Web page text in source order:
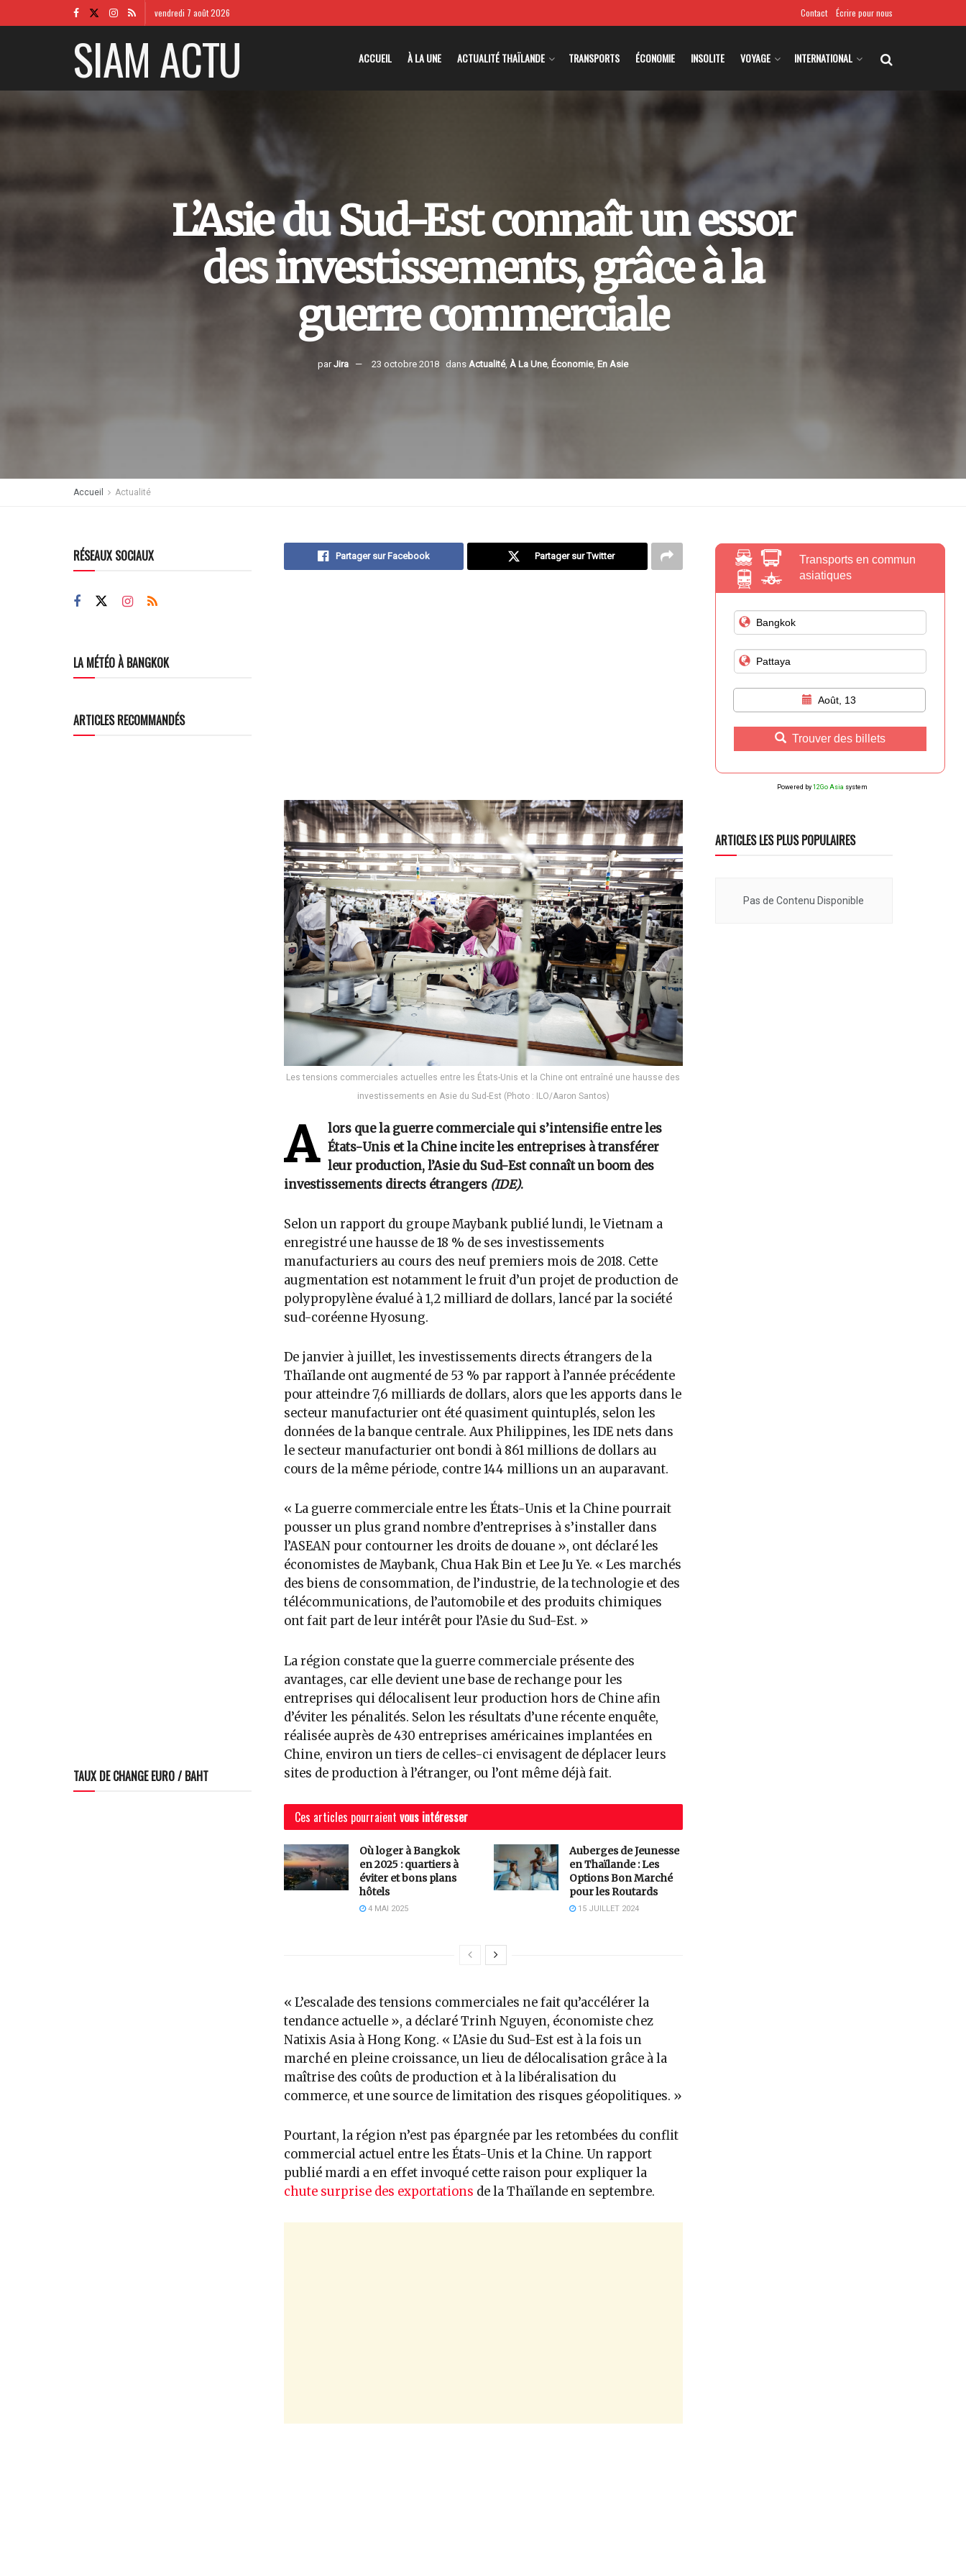
vendredi 7 août 2026 Contact Écrire pour nous
SIAM ACTU ACCUEIL À LA UNE ACTUALITÉ THAÏLANDE TRANSPORTS ÉCONOMIE INSOLITE VOYAGE INTERNATIONAL
L’Asie du Sud-Est connaît un essor
des investissements, grâce à la
guerre commerciale
par Jira 23 octobre 2018 dans Actualité, À La Une, Économie, En Asie
Accueil Actualité
Partager sur Facebook Partager sur Twitter
Les tensions commerciales actuelles entre les États-Unis et la Chine ont entraîné une hausse des
investissements en Asie du Sud-Est (Photo : ILO/Aaron Santos)
A
lors que la guerre commerciale qui s’intensifie entre les
États-Unis et la Chine incite les entreprises à transférer
leur production, l’Asie du Sud-Est connaît un boom des
investissements directs étrangers (IDE).
Selon un rapport du groupe Maybank publié lundi, le Vietnam a
enregistré une hausse de 18 % de ses investissements
manufacturiers au cours des neuf premiers mois de 2018. Cette
augmentation est notamment le fruit d’un projet de production de
polypropylène évalué à 1,2 milliard de dollars, lancé par la société
sud-coréenne Hyosung.
De janvier à juillet, les investissements directs étrangers de la
Thaïlande ont augmenté de 53 % par rapport à l’année précédente
pour atteindre 7,6 milliards de dollars, alors que les apports dans le
secteur manufacturier ont été quasiment quintuplés, selon les
données de la banque centrale. Aux Philippines, les IDE nets dans
le secteur manufacturier ont bondi à 861 millions de dollars au
cours de la même période, contre 144 millions un an auparavant.
« La guerre commerciale entre les États-Unis et la Chine pourrait
pousser un plus grand nombre d’entreprises à s’installer dans
l’ASEAN pour contourner les droits de douane », ont déclaré les
économistes de Maybank, Chua Hak Bin et Lee Ju Ye. « Les marchés
des biens de consommation, de l’industrie, de la technologie et des
télécommunications, de l’automobile et des produits chimiques
ont fait part de leur intérêt pour l’Asie du Sud-Est. »
La région constate que la guerre commerciale présente des
avantages, car elle devient une base de rechange pour les
entreprises qui délocalisent leur production hors de Chine afin
d’éviter les pénalités. Selon les résultats d’une récente enquête,
réalisée auprès de 430 entreprises américaines implantées en
Chine, environ un tiers de celles-ci envisagent de déplacer leurs
sites de production à l’étranger, ou l’ont même déjà fait.
Ces articles pourraient vous intéresser
Où loger à Bangkok
en 2025 : quartiers à
éviter et bons plans
hôtels
4 MAI 2025
Auberges de Jeunesse
en Thaïlande : Les
Options Bon Marché
pour les Routards
15 JUILLET 2024
« L’escalade des tensions commerciales ne fait qu’accélérer la
tendance actuelle », a déclaré Trinh Nguyen, économiste chez
Natixis Asia à Hong Kong. « L’Asie du Sud-Est est à la fois un
marché en pleine croissance, un lieu de délocalisation grâce à la
maîtrise des coûts de production et à la libéralisation du
commerce, et une source de limitation des risques géopolitiques. »
Pourtant, la région n’est pas épargnée par les retombées du conflit
commercial actuel entre les États-Unis et la Chine. Un rapport
publié mardi a en effet invoqué cette raison pour expliquer la
chute surprise des exportations de la Thaïlande en septembre.
RÉSEAUX SOCIAUX
LA MÉTÉO À BANGKOK
ARTICLES RECOMMANDÉS
TAUX DE CHANGE EURO / BAHT
Transports en commun
asiatiques
Août, 13
Trouver des billets
Powered by 12Go Asia system
ARTICLES LES PLUS POPULAIRES
Pas de Contenu Disponible